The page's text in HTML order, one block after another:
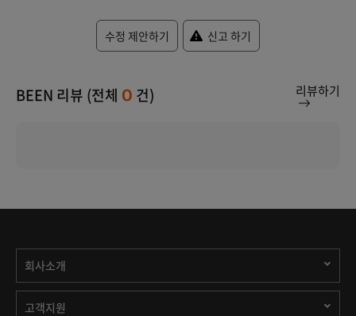
수정 제안하기 신고 하기
BEEN 리뷰 (전체 0 건) 리뷰하기
회사소개
고객지원